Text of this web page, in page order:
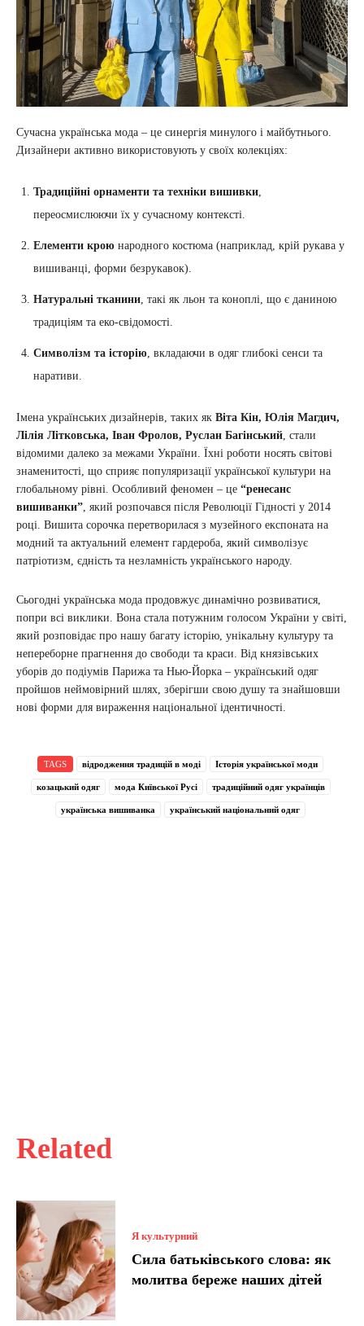
Related
Я культурний
Сила батьківського слова: як
молитва береже наших дітей
Сучасна українська мода – це синергія минулого і майбутнього.
Дизайнери активно використовують у своїх колекціях:
Традиційні орнаменти та техніки вишивки,
переосмислюючи їх у сучасному контексті.
Елементи крою народного костюма (наприклад, крій рукава у
вишиванці, форми безрукавок).
Натуральні тканини, такі як льон та коноплі, що є даниною
традиціям та еко-свідомості.
Символізм та історію, вкладаючи в одяг глибокі сенси та
наративи.
Імена українських дизайнерів, таких як Віта Кін, Юлія Магдич,
Лілія Літковська, Іван Фролов, Руслан Багінський, стали
відомими далеко за межами України. Їхні роботи носять світові
знаменитості, що сприяє популяризації української культури на
глобальному рівні. Особливий феномен – це “ренесанс
вишиванки”, який розпочався після Революції Гідності у 2014
році. Вишита сорочка перетворилася з музейного експоната на
модний та актуальний елемент гардероба, який символізує
патріотизм, єдність та незламність українського народу.
Сьогодні українська мода продовжує динамічно розвиватися,
попри всі виклики. Вона стала потужним голосом України у світі,
який розповідає про нашу багату історію, унікальну культуру та
непереборне прагнення до свободи та краси. Від князівських
уборів до подіумів Парижа та Нью-Йорка – український одяг
пройшов неймовірний шлях, зберігши свою душу та знайшовши
нові форми для вираження національної ідентичності.
TAGS відродження традицій в моді Історія української моди
козацький одяг мода Київської Русі традиційний одяг українців
українська вишиванка український національний одяг